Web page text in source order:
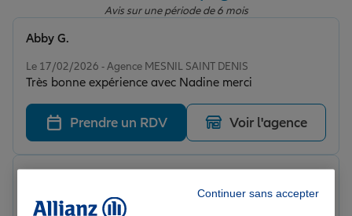
Retraite
Tous nos devis d'assurance
Avis sur une période de 6 mois
Le 17/02/2026 - Agence MESNIL SAINT DENIS
Très bonne expérience avec Nadine merci
Abby G.
Prendre un RDV Voir l'agence
Le 14/02/2026 - Agence MESNIL SAINT DENIS
Continuer sans accepter